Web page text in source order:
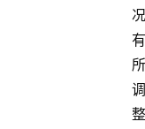
况
有
所
调
整